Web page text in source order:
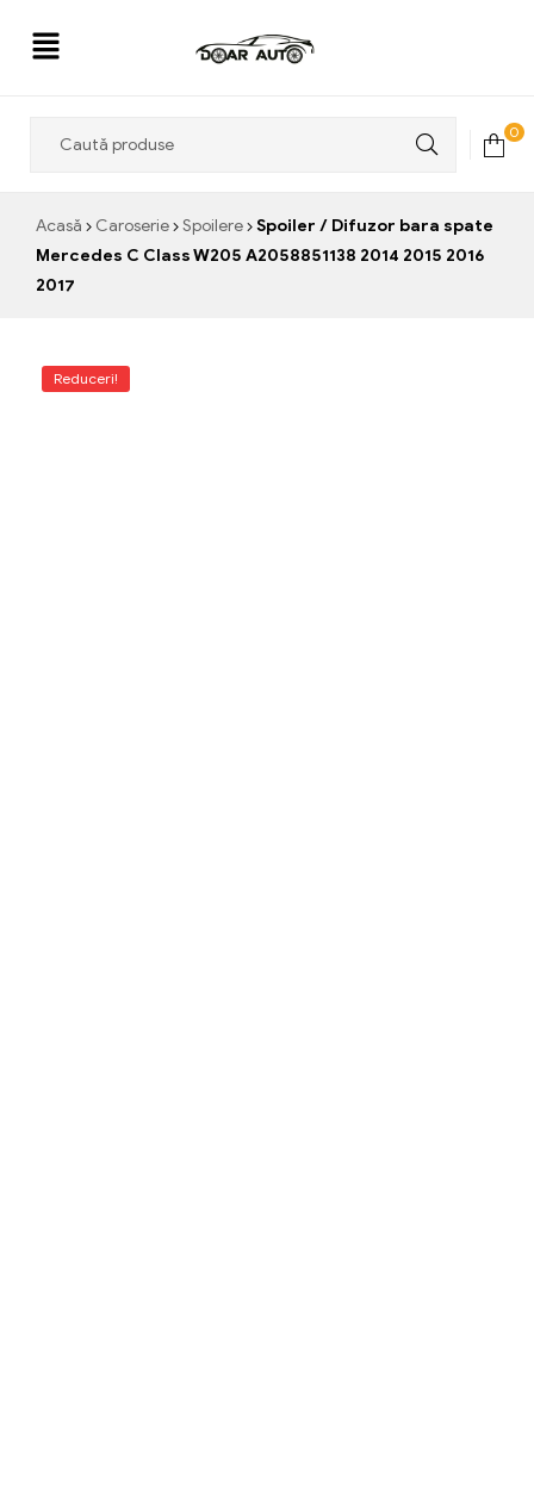
0
Acasă Caroserie Spoilere
Spoiler / Difuzor bara spate
Mercedes C Class W205 A2058851138 2014 2015 2016
2017
Reduceri!